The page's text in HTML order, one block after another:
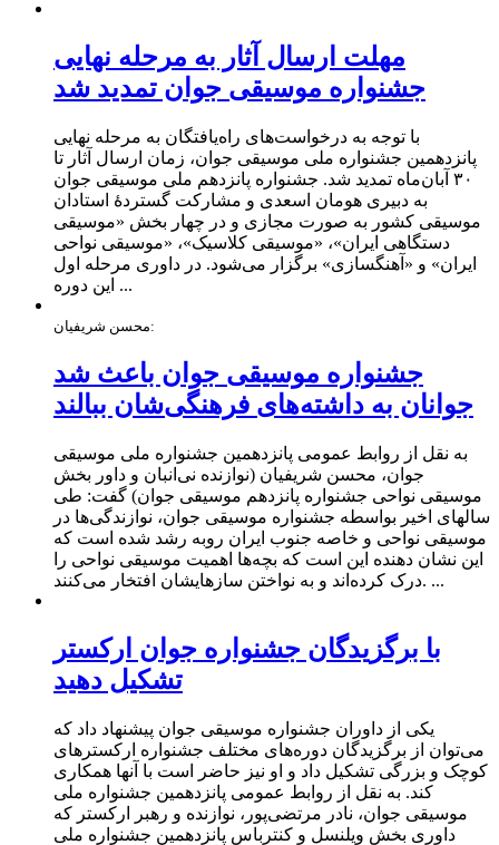
مهلت ارسال آثار به مرحله نهایی
جشنواره موسیقی جوان تمدید شد
با توجه به درخواست‌های راه‌یافتگان به مرحله نهایی
پانزدهمین جشنواره ملی موسیقی جوان، زمان ارسال آثار تا
۳۰ آبان‌ماه تمدید شد. جشنواره پانزدهم ملی موسیقی جوان
به دبیری هومان اسعدی و مشارکت گستردۀ استادان
موسیقی کشور به صورت مجازی و در چهار بخش «موسیقی
دستگاهی ایران»، «موسیقی کلاسیک»، «موسیقی نواحی
ایران» و «آهنگسازی» برگزار می‌شود. در داوری مرحله اول
این دوره ...
محسن شریفیان:
جشنواره موسیقی جوان باعث شد
جوانان به داشته‌های فرهنگی‌‌شان ببالند
به نقل از روابط عمومی پانزدهمین جشنواره ملی موسیقی
جوان، محسن شریفیان (نوازنده نی‌انبان و داور بخش
موسیقی نواحی جشنواره پانزدهم موسیقی جوان) گفت: طی
سالهای اخیر بواسطه جشنواره موسیقی جوان، نوازندگی‌ها در
موسیقی نواحی و خاصه جنوب ایران روبه رشد شده است که
این نشان دهنده این است که بچه‌ها اهمیت موسیقی نواحی را
درک کرده‌اند و به نواختن سازهایشان افتخار می‌کنند. ...
با برگزیدگان جشنواره جوان ارکستر
تشکیل دهید
یکی از داوران جشنواره موسیقی جوان پیشنهاد داد که
می‌توان از برگزیدگان دوره‌های مختلف جشنواره ارکسترهای
کوچک و بزرگی تشکیل داد و او نیز حاضر است با آنها همکاری
کند. به نقل از روابط عمومی پانزدهمین جشنواره ملی
موسیقی جوان، نادر مرتضی‌پور، نوازنده و رهبر ارکستر که
داوری بخش ویلنسل و کنترباس پانزدهمین جشنواره ملی